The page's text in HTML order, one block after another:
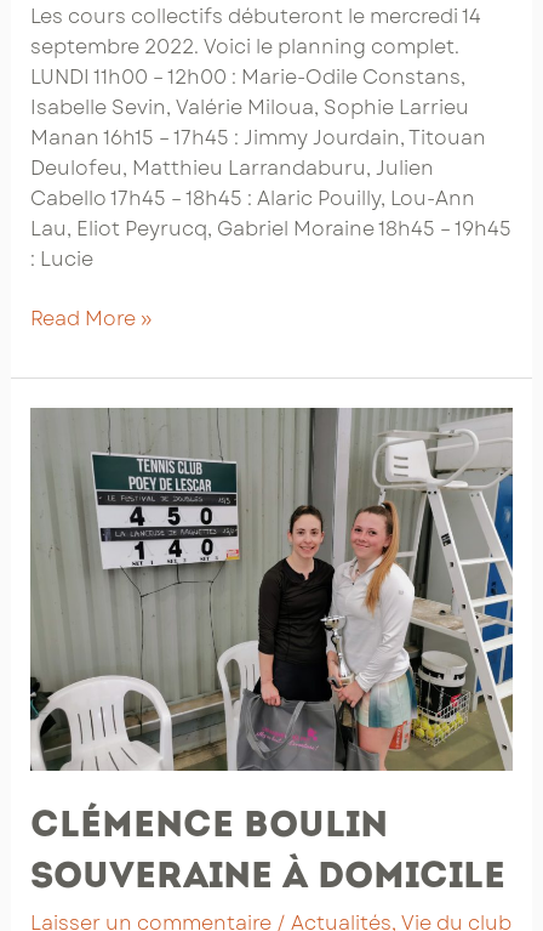
Les cours collectifs débuteront le mercredi 14
septembre 2022. Voici le planning complet.
LUNDI 11h00 – 12h00 : Marie-Odile Constans,
Isabelle Sevin, Valérie Miloua, Sophie Larrieu
Manan 16h15 – 17h45 : Jimmy Jourdain, Titouan
Deulofeu, Matthieu Larrandaburu, Julien
Cabello 17h45 – 18h45 : Alaric Pouilly, Lou-Ann
Lau, Eliot Peyrucq, Gabriel Moraine 18h45 – 19h45
: Lucie
Saison
2023
:
planning
cours
collectifs
Read More »
Clémence Boulin
souveraine à domicile
Laisser un commentaire / Actualités, Vie du club